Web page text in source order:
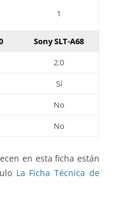
1
Sony SLT-A68
2.0
Sí
No
No
en esta ficha están
La Ficha Técnica de